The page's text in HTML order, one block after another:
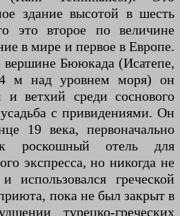
здание высотой в шесть
это второе по величине
в мире и первое в Европе.
вершине Бююкада (Исатепе,
м над уровнем моря) он
ветхий среди соснового
с привидениями. Он
19 века, первоначально
роскошный отель для
экспресса, но никогда не
греческой
пока не был закрыт в
турецко-греческих